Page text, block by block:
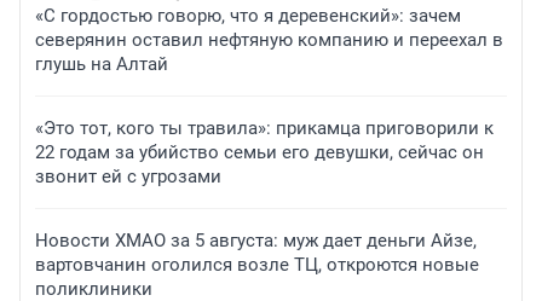
«С гордостью говорю, что я деревенский»: зачем
северянин оставил нефтяную компанию и переехал в
глушь на Алтай
«Это тот, кого ты травила»: прикамца приговорили к
22 годам за убийство семьи его девушки, сейчас он
звонит ей с угрозами
Новости ХМАО за 5 августа: муж дает деньги Айзе,
вартовчанин оголился возле ТЦ, откроются новые
поликлиники